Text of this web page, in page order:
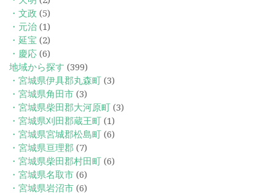
・文政 (5)
・元治 (1)
・延宝 (2)
・慶応 (6)
地域から探す (399)
・宮城県伊具郡丸森町 (3)
・宮城県角田市 (3)
・宮城県柴田郡大河原町 (3)
・宮城県刈田郡蔵王町 (1)
・宮城県宮城郡松島町 (6)
・宮城県亘理郡 (7)
・宮城県柴田郡村田町 (6)
・宮城県名取市 (6)
・宮城県岩沼市 (6)